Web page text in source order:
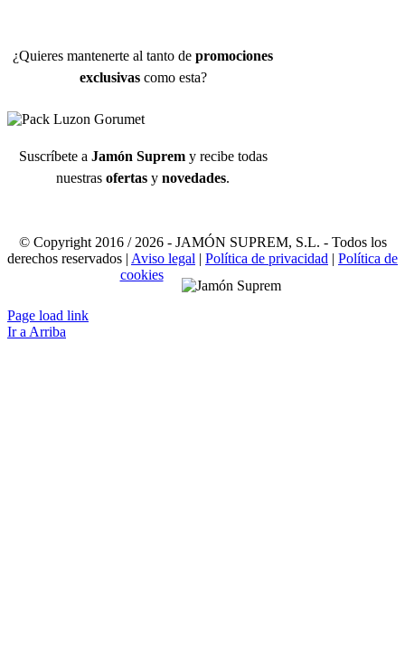
¿Quieres mantenerte al tanto de promociones
exclusivascomo esta?
Suscríbete a Jamón Supremy recibe todas
nuestras ofertas y novedades.
© Copyright 2016 / 2026 - JAMÓN SUPREM, S.L. - Todos los
derechos reservados | Aviso legal | Política de privacidad | Política de
cookies
Page load link
Ir a Arriba